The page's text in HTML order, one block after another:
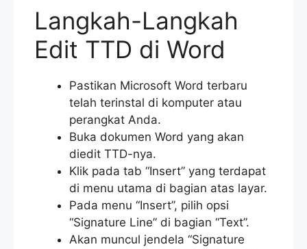
Langkah-Langkah
Edit TTD di Word
Pastikan Microsoft Word terbaru
telah terinstal di komputer atau
perangkat Anda.
Buka dokumen Word yang akan
diedit TTD-nya.
Klik pada tab “Insert” yang terdapat
di menu utama di bagian atas layar.
Pada menu “Insert”, pilih opsi
“Signature Line” di bagian “Text”.
Akan muncul jendela “Signature